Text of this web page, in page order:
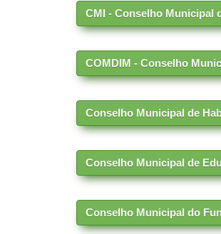
CMI - Conselho Municipal
COMDIM - Conselho
Conselho Municipal de
Conselho Municipal de
Conselho Municipal do